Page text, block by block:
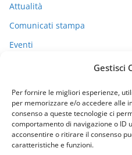
Gestisci
Per fornire le migliori esperienze,
per memorizzare e/o accedere alle
consenso a queste tecnologie ci
comportamento di navigazione o ID
acconsentire o ritirare il consenso
caratteristiche e funzioni.
Attualità
Comunicati stampa
Eventi
Uncategorized
Archivi